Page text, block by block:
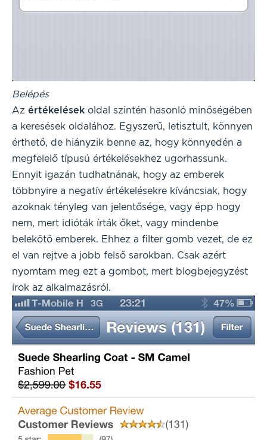
Belépés
Az értékelések oldal szintén hasonló minőségében
a keresések oldalához. Egyszerű, letisztult, könnyen
érthető, de hiányzik benne az, hogy könnyedén a
megfelelő típusú értékelésekhez ugorhassunk.
Ennyit igazán tudhatnának, hogy az emberek
többnyire a negatív értékelésekre kíváncsiak, hogy
azoknak tényleg van jelentősége, vagy épp hogy
nem, mert idióták írták őket, vagy mindenbe
belekötő emberek. Ehhez a filter gomb vezet, de ez
el van rejtve a jobb felső sarokban. Csak azért
nyomtam meg ezt a gombot, mert blogbejegyzést
írok az alkalmazásról.